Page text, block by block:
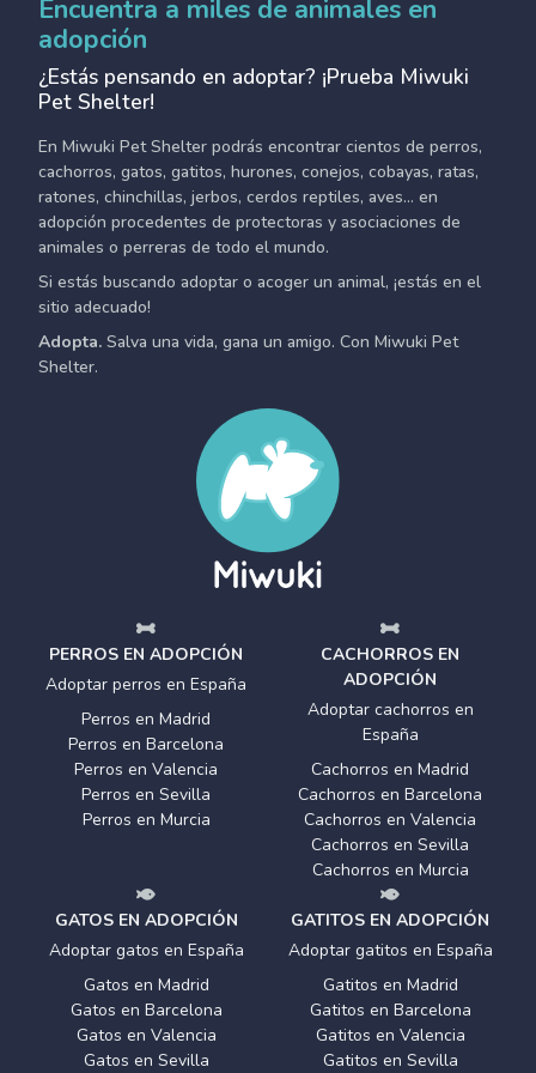
Encuentra a miles de animales en
adopción
¿Estás pensando en adoptar? ¡Prueba Miwuki
Pet Shelter!
En Miwuki Pet Shelter podrás encontrar cientos de perros,
cachorros, gatos, gatitos, hurones, conejos, cobayas, ratas,
ratones, chinchillas, jerbos, cerdos reptiles, aves... en
adopción procedentes de protectoras y asociaciones de
animales o perreras de todo el mundo.
Si estás buscando adoptar o acoger un animal, ¡estás en el
sitio adecuado!
Adopta. Salva una vida, gana un amigo. Con Miwuki Pet
Shelter.
PERROS EN ADOPCIÓN
Adoptar perros en España
Perros en Madrid
Perros en Barcelona
Perros en Valencia
Perros en Sevilla
Perros en Murcia
CACHORROS EN
ADOPCIÓN
Adoptar cachorros en
España
Cachorros en Madrid
Cachorros en Barcelona
Cachorros en Valencia
Cachorros en Sevilla
Cachorros en Murcia
GATOS EN ADOPCIÓN
Adoptar gatos en España
Gatos en Madrid
Gatos en Barcelona
Gatos en Valencia
Gatos en Sevilla
GATITOS EN ADOPCIÓN
Adoptar gatitos en España
Gatitos en Madrid
Gatitos en Barcelona
Gatitos en Valencia
Gatitos en Sevilla